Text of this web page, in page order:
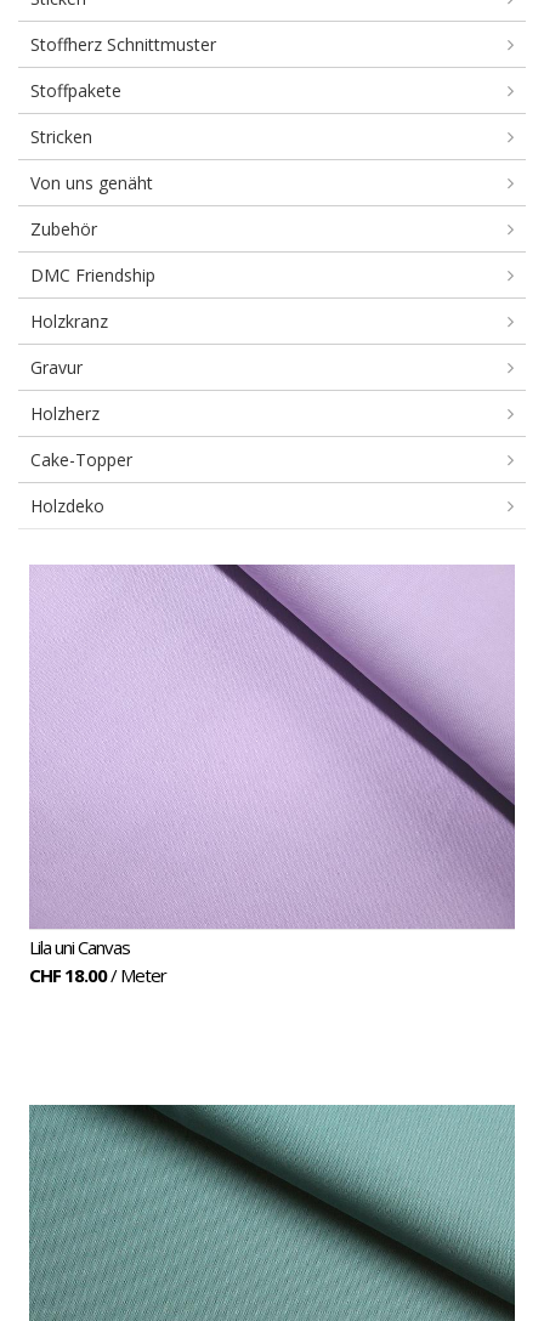
Stoffherz Schnittmuster
Stoffpakete
Stricken
Von uns genäht
Zubehör
DMC Friendship
Holzkranz
Gravur
Holzherz
Cake-Topper
Holzdeko
Canvas
uni
Lila uni Canvas
CHF 18.00/ Meter